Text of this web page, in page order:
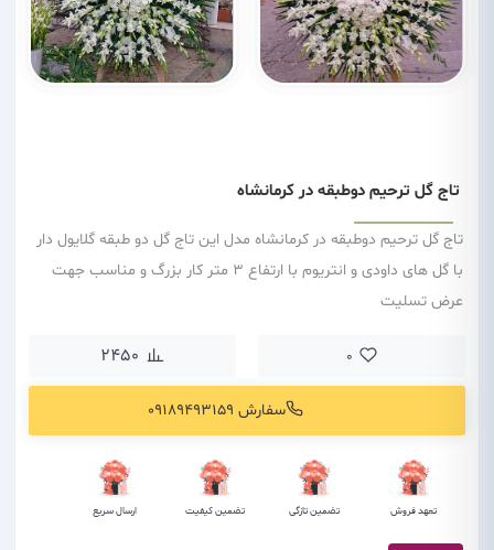
تاج گل ترحیم دوطبقه در کرمانشاه
تاج گل ترحیم دوطبقه در کرمانشاه مدل این تاج گل دو طبقه گلایول دار
با گل های داودی و انتریوم با ارتفاع 3 متر کار بزرگ و مناسب جهت
عرض تسلیت
0
2450
سفارش 09189493159
تعهد فروش تضمین تازگی تضمین کیفیت ارسال سریع